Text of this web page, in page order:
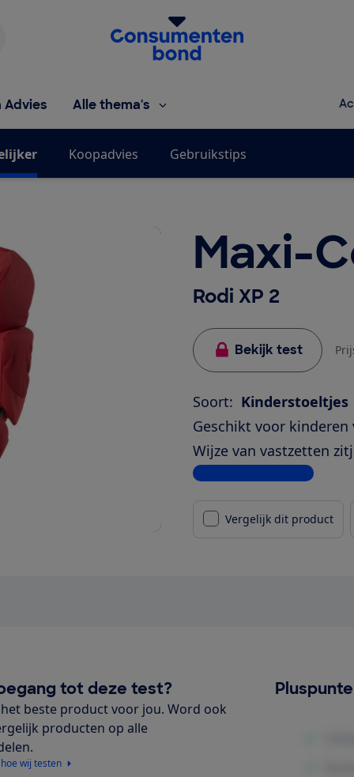
Homepage van de Consumentenbond
Advies Alle thema's
Koopadvies Gebruikstips
Maxi-
Rodi XP 2
Bekijk test
Soort: Kinderstoeltjes
Geschikt voor kinderen
Wijze van vastzetten
Bekijk alle specificaties
Vergelijk dit product
tot deze test?
beste product voor jou. Word ook
producten op alle
wij testen